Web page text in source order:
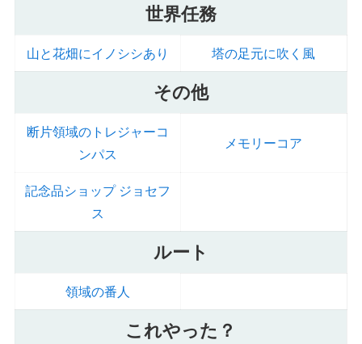
世界任務
山と花畑にイノシシあり 塔の足元に吹く風
その他
断片領域のトレジャーコ
ンパス
メモリーコア
記念品ショップ ジョセフ
ス
ルート
領域の番人
これやった？